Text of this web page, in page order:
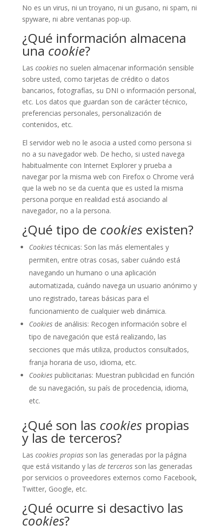
No es un virus, ni un troyano, ni un gusano, ni spam, ni
spyware, ni abre ventanas pop-up.
¿Qué información almacena
una cookie?
Las cookiesno suelen almacenar información sensible
sobre usted, como tarjetas de crédito o datos
bancarios, fotografías, su DNI o información personal,
etc. Los datos que guardan son de carácter técnico,
preferencias personales, personalización de
contenidos, etc.
El servidor web no le asocia a usted como persona si
no a su navegador web. De hecho, si usted navega
habitualmente con Internet Explorer y prueba a
navegar por la misma web con Firefox o Chrome verá
que la web no se da cuenta que es usted la misma
persona porque en realidad está asociando al
navegador, no a la persona.
¿Qué tipo de cookiesexisten?
Cookiestécnicas: Son las más elementales y
permiten, entre otras cosas, saber cuándo está
navegando un humano o una aplicación
automatizada, cuándo navega un usuario anónimo y
uno registrado, tareas básicas para el
funcionamiento de cualquier web dinámica.
Cookiesde análisis: Recogen información sobre el
tipo de navegación que está realizando, las
secciones que más utiliza, productos consultados,
franja horaria de uso, idioma, etc.
Cookiespublicitarias: Muestran publicidad en función
de su navegación, su país de procedencia, idioma,
etc.
¿Qué son las cookiespropias
y las de terceros?
Las cookies propiasson las generadas por la página
que está visitando y las de tercerosson las generadas
por servicios o proveedores externos como Facebook,
Twitter, Google, etc.
¿Qué ocurre si desactivo las
cookies?